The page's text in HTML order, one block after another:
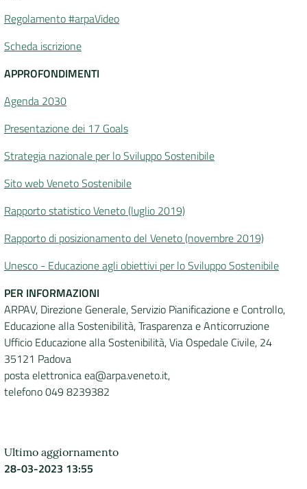
Regolamento #arpaVideo
Scheda iscrizione
APPROFONDIMENTI
Agenda 2030
Presentazione dei 17 Goals
Strategia nazionale per lo Sviluppo Sostenibile
Sito web Veneto Sostenibile
Rapporto statistico Veneto (luglio 2019)
Rapporto di posizionamento del Veneto (novembre 2019)
Unesco - Educazione agli obiettivi per lo Sviluppo Sostenibile
PER INFORMAZIONI
ARPAV, Direzione Generale, Servizio Pianificazione e Controllo,
Educazione alla Sostenibilità, Trasparenza e Anticorruzione
Ufficio Educazione alla Sostenibilità, Via Ospedale Civile, 24
35121 Padova
posta elettronica ea@arpa.veneto.it,
telefono 049 8239382
Ultimo aggiornamento
28-03-2023 13:55